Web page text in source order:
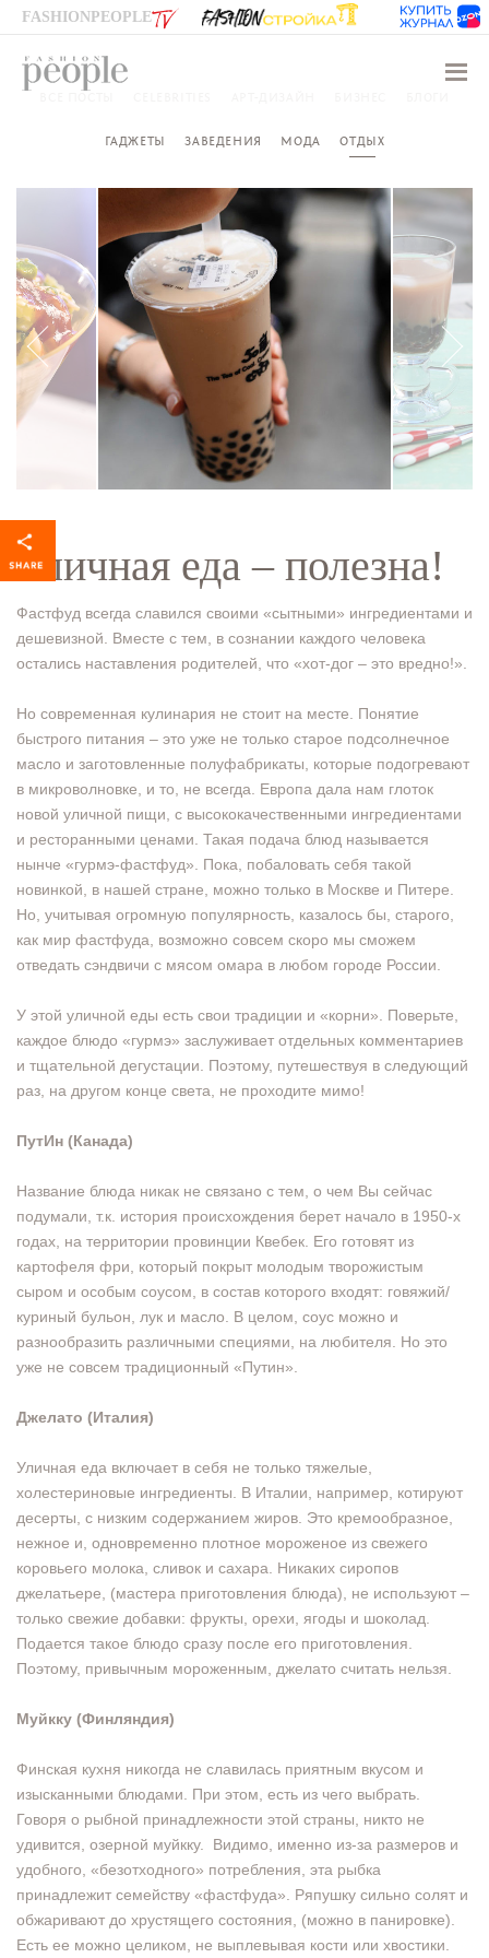
FASHIONPEOPLE
ГАДЖЕТЫ ЗАВЕДЕНИЯ МОДА ОТДЫХ
Уличная еда – полезна!
Фастфуд всегда славился своими «сытными» ингредиентами и
дешевизной. Вместе с тем, в сознании каждого человека
остались наставления родителей, что «хот-дог – это вредно!».
Но современная кулинария не стоит на месте. Понятие
быстрого питания – это уже не только старое подсолнечное
масло и заготовленные полуфабрикаты, которые подогревают
в микроволновке, и то, не всегда. Европа дала нам глоток
новой уличной пищи, с высококачественными ингредиентами
и ресторанными ценами. Такая подача блюд называется
нынче «гурмэ-фастфуд». Пока, побаловать себя такой
новинкой, в нашей стране, можно только в Москве и Питере.
Но, учитывая огромную популярность, казалось бы, старого,
как мир фастфуда, возможно совсем скоро мы сможем
отведать сэндвичи с мясом омара в любом городе России.
У этой уличной еды есть свои традиции и «корни». Поверьте,
каждое блюдо «гурмэ» заслуживает отдельных комментариев
и тщательной дегустации. Поэтому, путешествуя в следующий
раз, на другом конце света, не проходите мимо!
ПутИн (Канада)
Название блюда никак не связано с тем, о чем Вы сейчас
подумали, т.к. история происхождения берет начало в 1950-х
годах, на территории провинции Квебек. Его готовят из
картофеля фри, который покрыт молодым творожистым
сыром и особым соусом, в состав которого входят: говяжий/
куриный бульон, лук и масло. В целом, соус можно и
разнообразить различными специями, на любителя. Но это
уже не совсем традиционный «Путин».
Джелато (Италия)
Уличная еда включает в себя не только тяжелые,
холестериновые ингредиенты. В Италии, например, котируют
десерты, с низким содержанием жиров. Это кремообразное,
нежное и, одновременно плотное мороженое из свежего
коровьего молока, сливок и сахара. Никаких сиропов
джелатьере, (мастера приготовления блюда), не используют –
только свежие добавки: фрукты, орехи, ягоды и шоколад.
Подается такое блюдо сразу после его приготовления.
Поэтому, привычным мороженным, джелато считать нельзя.
Муйкку (Финляндия)
Финская кухня никогда не славилась приятным вкусом и
изысканными блюдами. При этом, есть из чего выбрать.
Говоря о рыбной принадлежности этой страны, никто не
удивится, озерной муйкку. Видимо, именно из-за размеров и
удобного, «безотходного» потребления, эта рыбка
принадлежит семейству «фастфуда». Ряпушку сильно солят и
обжаривают до хрустящего состояния, (можно в панировке).
Есть ее можно целиком, не выплевывая кости или хвостики.